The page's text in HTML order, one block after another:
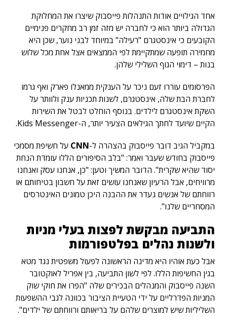
אחד הגילויים אודות התנהלות פייסבוק שיצרו את המחלוקת
הגדולה ביותר הוא כי לחברה יש מזה זמן רב מחקרים פנימיים
הקובעים כי אינסטגרם "רעילה" במיוחד לבני נוער, שכן היא
מחמירה תופעה שמתקיימת לפי הממצאים אצל אחת מכל שלוש
בנות – דימוי הגוף השלילי שלהן.
הפרסומים עוררו זעם ניכר על הענקית ממאנלו פארק ואף גרמו
לחברת הבת שלה, אינסטגרם, לשנות תכניות ענק ולוותר על
השקת אינסטגרם לילדים. בנוסף הוחלט לבטל את השירות
הקיים שיועד לחתך הגילאים הצעיר יותר, ה-Kids Messenger.
במקביל הגיב דובר פייסבוק בהצהרה ל-CNN על חשיפת מסמכי
פייסבוק בחודש שעבר ואמר: "בלב הסיפורים הללו עומדת הנחת
יסוד שהיא שקרית". הדובר המשיך וטען: "כן, אנחנו עסק ואנחנו
מרוויחים, אבל הרעיון שאנחנו עושים זאת על חשבון בטיחותם או
רווחתם של אנשים נעדר את ההבנה היכן טמונים האינטרסים
המסחריים שלנו".
התביעה מבקשת לפצות בעלי מניות
ולשנות נהלים בפלטפורמות
אבל כעת אוהיו היא מדינה הראשונה לפעול משפטית נגד מטא
בגין החשיפות הללו. לפי לשון התביעה, בין אפריל לאוקטובר
השנה פייסבוק והמנהלים הבכירים שלה "הפרו את חוקי שוק
המניות הפדרליים על ידי הטעיית הציבור בכוונה לגבי ההשפעות
השליליות שיש למוצרים שלהם על בריאותם ורווחתם של ילדים".